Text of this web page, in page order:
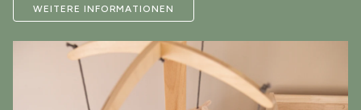
WEITERE INFORMATIONEN